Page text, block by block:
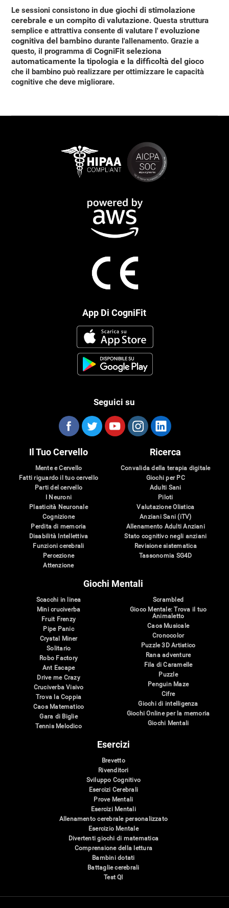
Le sessioni consistono indue giochi di stimolazione
cerebrale e un compito di valutazione. Questa struttura
semplice e attrattiva consente di valutare l'evoluzione
cognitiva del bambino durante l'allenamento. Grazie a
questo, il programma diCogniFit seleziona
automaticamente la tipologia e la difficoltà del gioco
che il bambino può realizzare per ottimizzare le capacità
cognitive che deve migliorare.
App Di CogniFit
Seguici su
Il Tuo Cervello
Mente e Cervello
Fatti riguardo il tuo cervello
Parti del cervello
I Neuroni
Plasticità Neuronale
Cognizione
Perdita di memoria
Disabilità Intellettiva
Funzioni cerebrali
Percezione
Attenzione
Ricerca
Convalida della terapia digitale
Giochi per PC
Adulti Sani
Piloti
Valutazione Olistica
Anziani Sani (iTV)
Allenamento Adulti Anziani
Stato cognitivo negli anziani
Revisione sistematica
Tassonomia SG4D
Giochi Mentali
Scacchi in linea
Mini cruciverba
Fruit Frenzy
Pipe Panic
Crystal Miner
Solitario
Robo Factory
Ant Escape
Drive me Crazy
Cruciverba Visivo
Trova la Coppia
Caos Matematico
Gara di Biglie
Tennis Melodico
Scrambled
Gioco Mentale: Trova il tuo
Animaletto
Caos Musicale
Cronocolor
Puzzle 3D Artistico
Rana adventure
Fila di Caramelle
Puzzle
Penguin Maze
Cifre
Giochi di intelligenza
Giochi Online per la memoria
Giochi Mentali
Esercizi
Brevetto
Rivenditori
Sviluppo Cognitivo
Esercizi Cerebrali
Prove Mentali
Esercizi Mentali
Allenamento cerebrale personalizzato
Esercizio Mentale
Divertenti giochi di matematica
Comprensione della lettura
Bambini dotati
Battaglie cerebrali
Test QI